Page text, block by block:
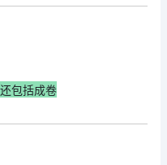
包括成卷